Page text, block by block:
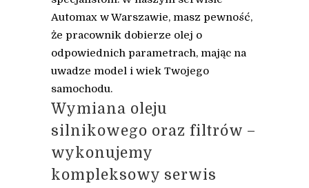
Automax w Warszawie, masz pewność,
że pracownik dobierze olej o
odpowiednich parametrach, mając na
uwadze model i wiek Twojego
samochodu.
Wymiana oleju
silnikowego oraz filtrów –
wykonujemy
kompleksowy serwis